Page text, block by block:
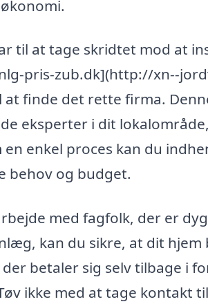
til at tage skridtet mod at
pris-zub.dk](http://xn--
at finde det rette firma.
eksperter i dit
en enkel proces kan du
behov og budget.
med fagfolk, der er
kan du sikre, at dit
betaler sig selv tilbage i
ikke med at tage kontakt